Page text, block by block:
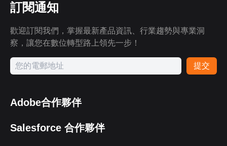
訂閱通知
歡迎訂閱我們，掌握最新產品資訊、行業趨勢與專業洞
察，讓您在數位轉型路上領先一步！
提交
Adobe合作夥伴
Salesforce 合作夥伴